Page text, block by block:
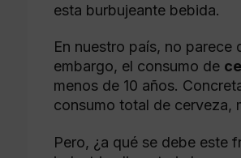
esta burbujeante bebida.
En nuestro país, no parece
embargo, el consumo de
menos de 10 años.
consumo total de cerveza,
Pero, ¿a qué se debe este